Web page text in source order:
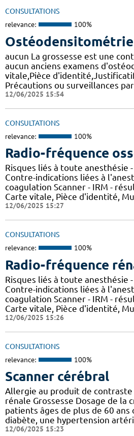
CONSULTATIONS
relevance: 100%
Ostéodensitométrie
aucun La grossesse est une
aucun anciens examens
vitale,Pièce
Précautions ou surveillances
12/06/2025 15:54
CONSULTATIONS
relevance: 100%
Radio-fréquence
Risques liés à toute anesthésie
Contre-indications liées à
coagulation Scanner - IRM -
Carte vitale, Pièce d'identité,
12/06/2025 15:27
CONSULTATIONS
relevance: 100%
Radio-fréquence
Risques liés à toute anesthésie
Contre-indications liées à
coagulation Scanner - IRM -
Carte vitale, Pièce d'identité,
12/06/2025 15:26
CONSULTATIONS
relevance: 100%
Scanner cérébral
Allergie au produit de contraste
rénale Grossesse Dosage de la
patients âges de plus de 60
diabète, une hypertension
12/06/2025 15:23